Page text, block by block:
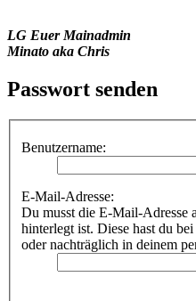
LG Euer Mainadmin
Minato aka Chris
Passwort senden
Benutzername:
E-Mail-Adresse:
Du musst die E-Mail-Adresse
hinterlegt ist. Diese hast du
oder nachträglich in deinem